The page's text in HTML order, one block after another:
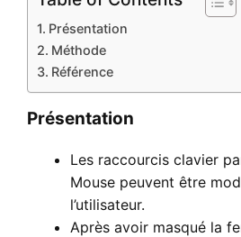
Présentation
Méthode
Référence
Présentation
Les raccourcis clavier
Mouse peuvent être
l’utilisateur.
Après avoir masqué la